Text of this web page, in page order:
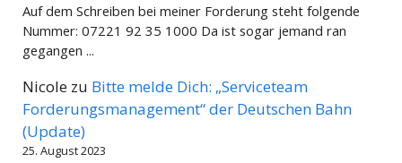
Auf dem Schreiben bei meiner Forderung steht folgende
Nummer: 07221 92 35 1000 Da ist sogar jemand ran
gegangen ...
Nicole zu Bitte melde Dich: „Serviceteam
Forderungsmanagement“ der Deutschen Bahn
(Update)
25. August 2023